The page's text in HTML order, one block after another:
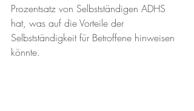
Prozentsatz von Selbstständigen ADHS
hat, was auf die Vorteile der
Selbstständigkeit für Betroffene hinweisen
könnte.